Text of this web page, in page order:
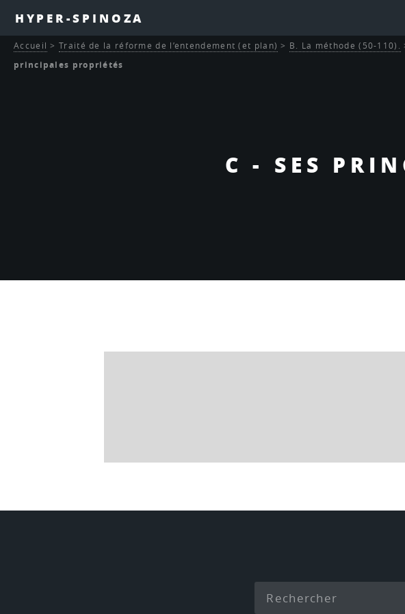
HYPER-SPINOZA
C - SES
Accueil >Traité de la réforme de l’entendement (et plan) > B. La méthode (50-110).
principales propriétés